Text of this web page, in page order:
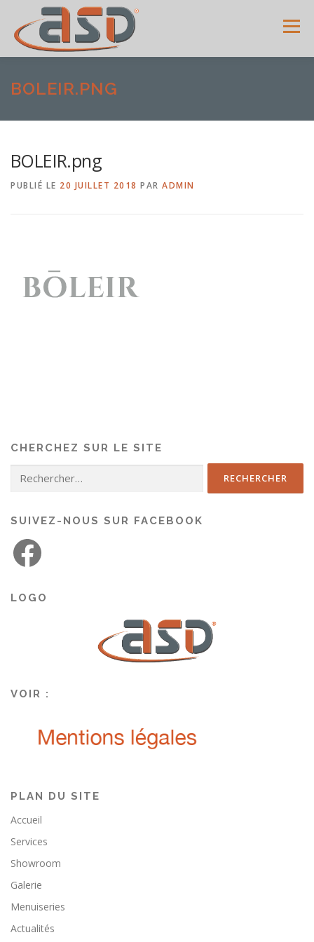
Menu
ACCUEIL SERVICES
CONTACT
BOLEIR.PNG
BOLEIR.png
PUBLIÉ LE 20 JUILLET 2018 PAR ADMIN
CHERCHEZ SUR LE SITE
SUIVEZ-NOUS SUR FACEBOOK
LOGO
VOIR :
PLAN DU SITE
Accueil
Services
Showroom
Galerie
Menuiseries
Actualités